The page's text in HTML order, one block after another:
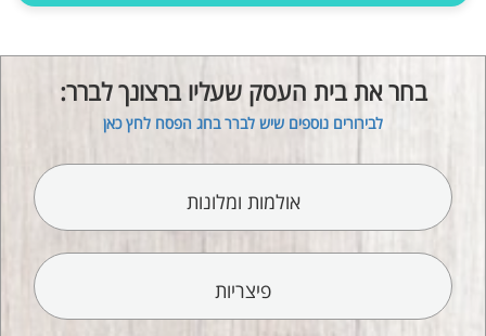
בחר את בית העסק שעליו ברצונך לברר:
לבירורים נוספים שיש לברר בחג הפסח לחץ כאן
אולמות ומלונות
פיצריות